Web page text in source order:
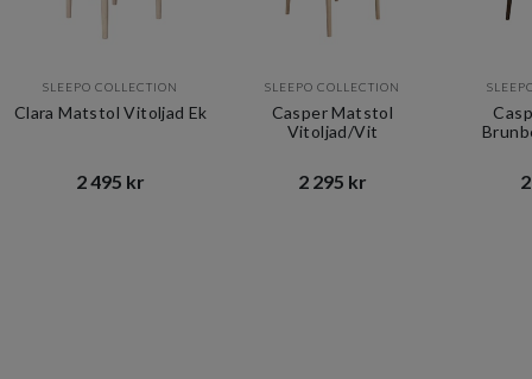
SLEEPO COLLECTION
Clara Matstol Vitoljad Ek
2 495 kr​​
SLEEPO COLLECTION
Casper Matstol
Vitoljad/Vit
2 295 kr​​